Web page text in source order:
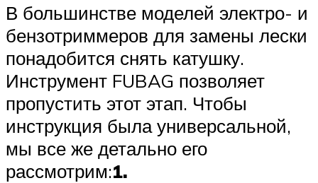
В большинстве моделей электро- и
бензотриммеров для замены лески
понадобится снять катушку.
Инструмент FUBAG позволяет
пропустить этот этап. Чтобы
инструкция была универсальной,
мы все же детально его
рассмотрим:1.